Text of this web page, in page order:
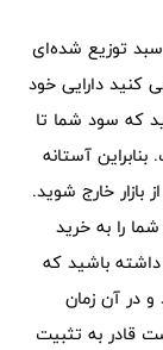
توزیع شده‌ای
کنید دارایی خود
که سود شما تا
آستانه
خارج شوید.
را به خرید
داشته باشید که
در آن زمان
قادر به تثبیت